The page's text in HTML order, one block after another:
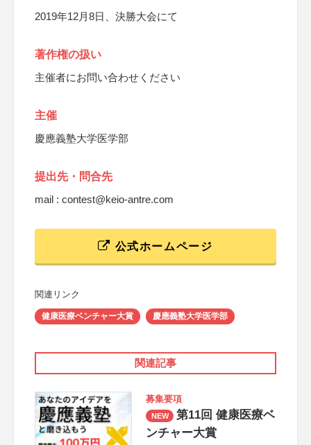
2019年12月8日、決勝大会にて
著作権の扱い
主催者にお問い合わせください
主催
慶應義塾大学医学部
提出先・問合先
mail : contest@keio-antre.com
公式ホームページ
関連リンク
健康医療ベンチャー大賞 慶應義塾大学医学部
関連記事
募集要項
NEW
第11回 健康医療ベ
ンチャー大賞